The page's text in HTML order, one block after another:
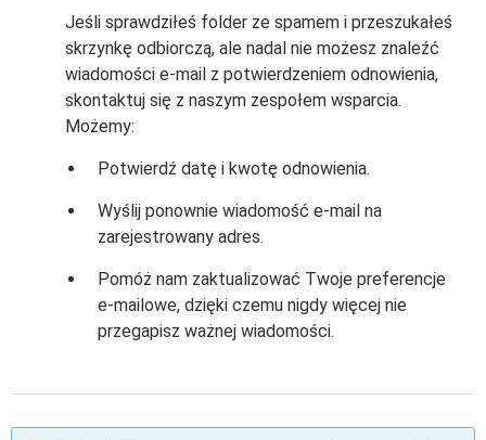
Jeśli sprawdziłeś folder ze spamem i przeszukałeś
skrzynkę odbiorczą, ale nadal nie możesz znaleźć
wiadomości e-mail z potwierdzeniem odnowienia,
skontaktuj się z naszym zespołem wsparcia.
Możemy:
Potwierdź datę i kwotę odnowienia.
Wyślij ponownie wiadomość e-mail na
zarejestrowany adres.
Pomóż nam zaktualizować Twoje preferencje
e-mailowe, dzięki czemu nigdy więcej nie
przegapisz ważnej wiadomości.